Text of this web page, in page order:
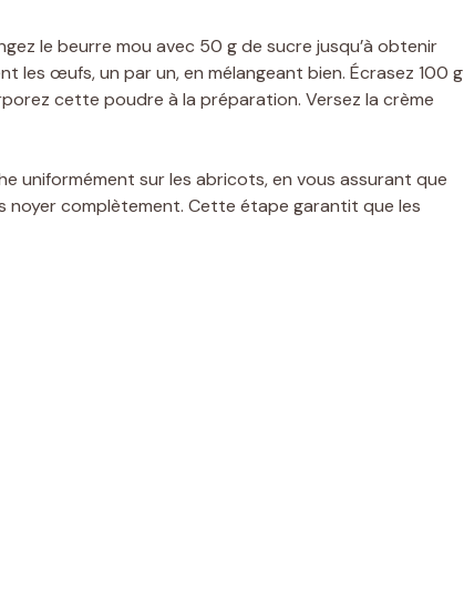
le beurre mou avec 50 g de sucre jusqu’à obtenir
les œufs, un par un, en mélangeant bien. Écrasez 100 g
cette poudre à la préparation. Versez la crème
uniformément sur les abricots, en vous assurant que
complètement. Cette étape garantit que les